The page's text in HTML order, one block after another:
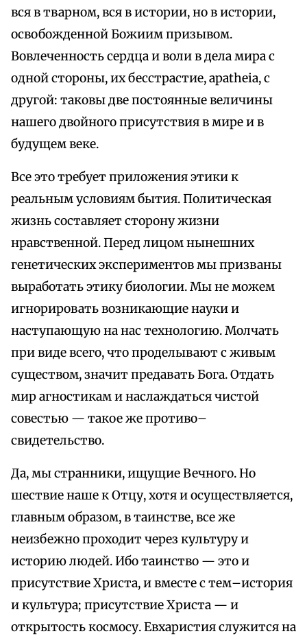
вся в тварном, вся в истории, но в истории,
освобожденной Божиим призывом.
Вовлеченность сердца и воли в дела мира с
одной стороны, их бесстрастие, apatheia, с
другой: таковы две постоянные величины
нашего двойного присутствия в мире и в
будущем веке.
Все это требует приложения этики к
реальным условиям бытия. Политическая
жизнь составляет сторону жизни
нравственной. Перед лицом нынешних
генетических экспериментов мы призваны
выработать этику биологии. Мы не можем
игнорировать возникающие науки и
наступающую на нас технологию. Молчать
при виде всего, что проделывают с живым
существом, значит предавать Бога. Отдать
мир агностикам и наслаждаться чистой
совестью — такое же противо–
свидетельство.
Да, мы странники, ищущие Вечного. Но
шествие наше к Отцу, хотя и осуществляется,
главным образом, в таинстве, все же
неизбежно проходит через культуру и
историю людей. Ибо таинство — это и
присутствие Христа, и вместе с тем–история
и культура; присутствие Христа — и
открытость космосу. Евхаристия служится на